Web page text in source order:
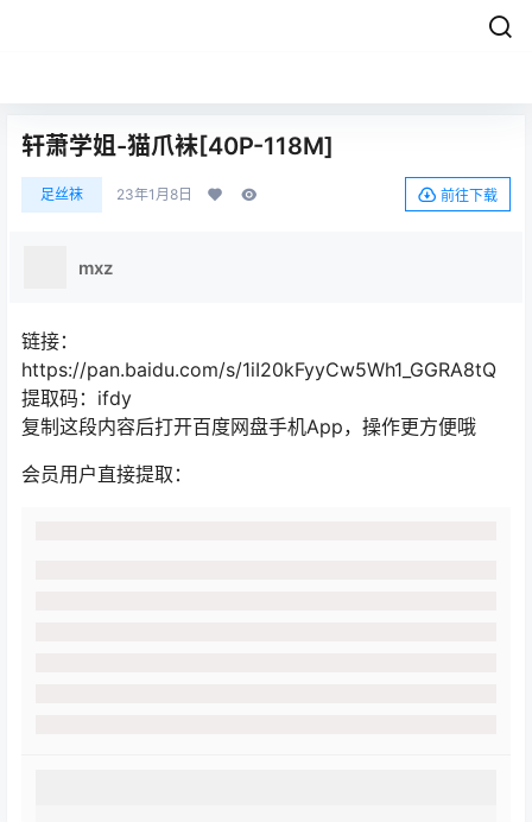
轩萧学姐-猫爪袜[40P-118M]
足丝袜 23年1月8日 前往下载
mxz
链接：
https://pan.baidu.com/s/1iI20kFyyCw5Wh1_GGRA8tQ
提取码：ifdy
复制这段内容后打开百度网盘手机App，操作更方便哦
会员用户直接提取：